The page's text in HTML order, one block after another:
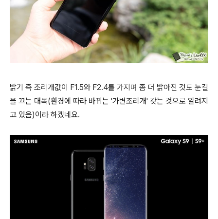
밝기 즉 조리개값이 F1.5와 F2.4를 가지며 좀 더 밝아진 것도 눈길
을 끄는 대목(환경에 따라 바뀌는 '가변조리개' 갖는 것으로 알려지
고 있음)이라 하겠네요.